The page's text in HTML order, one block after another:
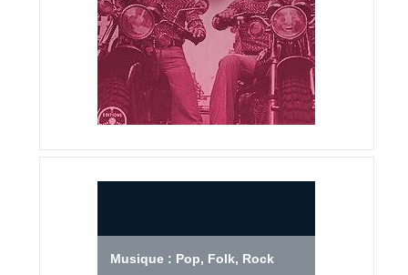
Musique : Pop, Folk, Rock